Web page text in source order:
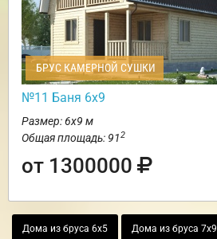
БРУС КАМЕРНОЙ СУШКИ
№11 Баня 6х9
Размер: 6х9 м
Общая площадь: 912
от 1300000
Дома из бруса 6х5 Дома из бруса 7х9